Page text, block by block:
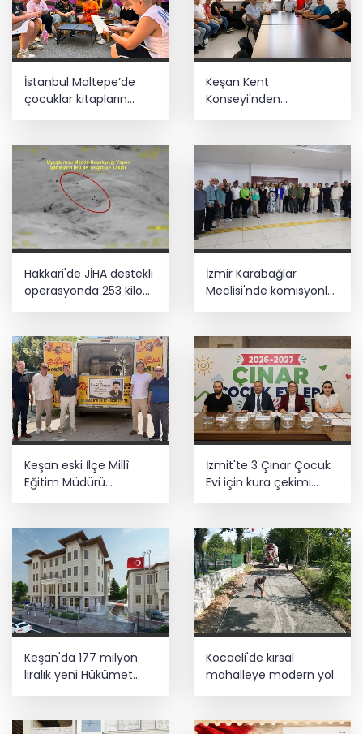
İstanbul Maltepe’de
çocuklar kitapların
Keşan Kent
Konseyi'nden
Hakkari'de JİHA destekli
operasyonda 253 kilo
İzmir Karabağlar
Meclisi'nde komisyonlar
Keşan eski İlçe Millî
Eğitim Müdürü
vefatının yıl
İzmit'te 3 Çınar Çocuk
Evi için kura çekimi
gerçekleştirildi
Keşan'da 177 milyon
liralık yeni Hükümet
Kocaeli'de kırsal
mahalleye modern yol